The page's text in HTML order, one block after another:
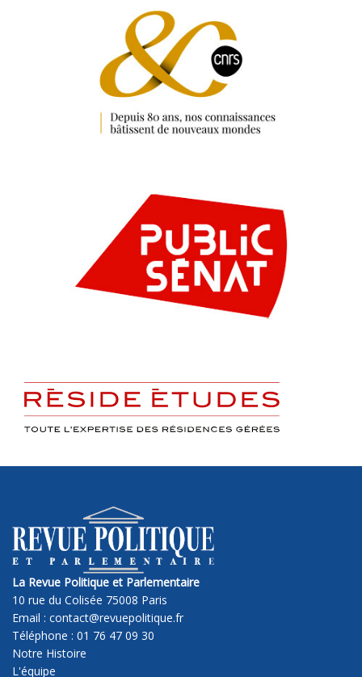
La Revue Politique et Parlementaire
10 rue du Colisée 75008 Paris
Email : contact@revuepolitique.fr
Téléphone : 01 76 47 09 30
Notre Histoire
L'équipe